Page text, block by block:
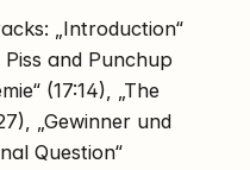
„Introduction“
and Punchup
(17:14), „The
„Gewinner und
Question“